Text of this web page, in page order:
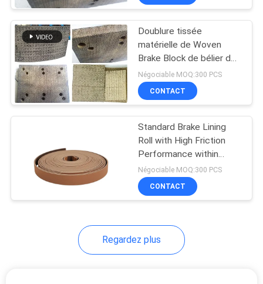
CONTRÔLE
DE
QUALITÉ
CONTACTEZ-
NOUS
DEMANDEZ
UNE
Doublure tissée
matérielle de Woven
Brake Block de bélier de
foreuse avec de la résine
Négociable MOQ:300 PCS
CONTACT
Standard Brake Lining
Roll with High Friction
Performance within
Temperature Range
-40C To 300C
Négociable MOQ:300 PCS
CONTACT
Regardez plus